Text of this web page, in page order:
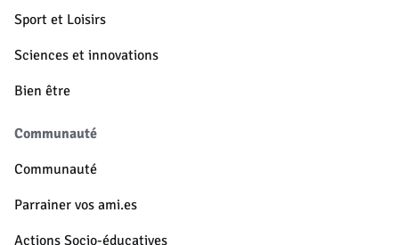
Sport et Loisirs
Sciences et innovations
Bien être
Communauté
Communauté
Parrainer vos ami.es
Actions Socio-éducatives